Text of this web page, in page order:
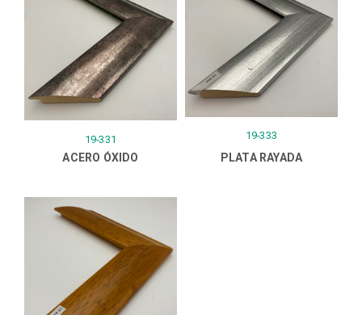
19-331
ACERO ÓXIDO
19-333
PLATA RAYADA